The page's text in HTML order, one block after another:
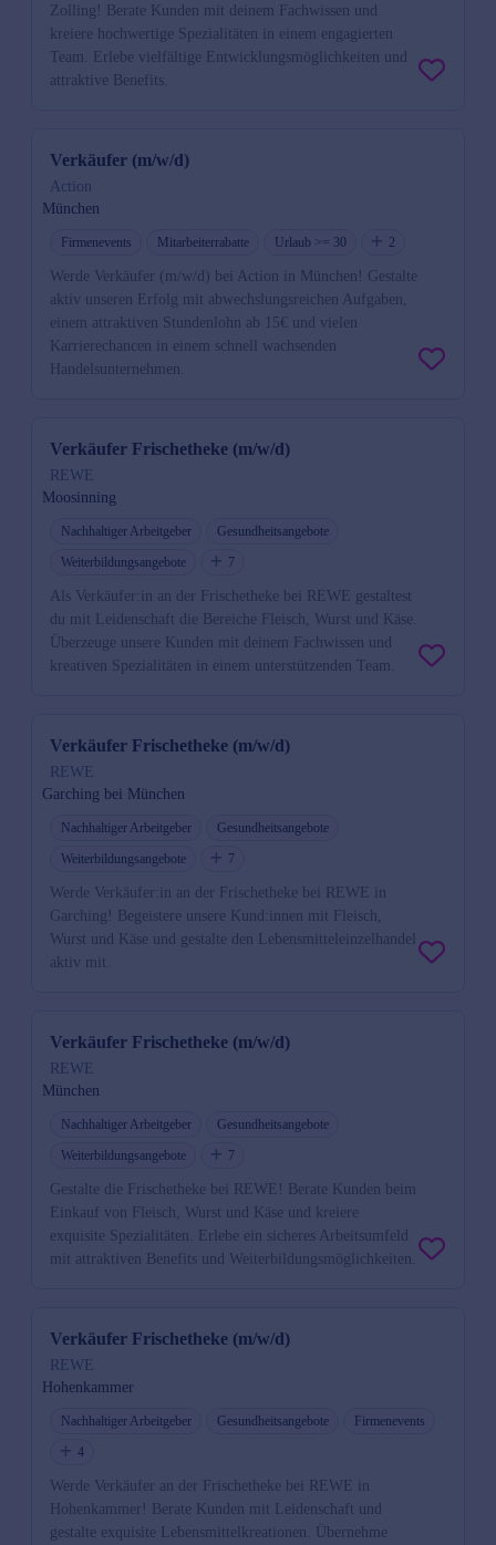
Zolling! Berate Kunden mit deinem Fachwissen und
kreiere hochwertige Spezialitäten in einem engagierten
Team. Erlebe vielfältige Entwicklungsmöglichkeiten und
attraktive Benefits.
Verkäufer (m/w/d)
Action
München
Firmenevents Mitarbeiterrabatte Urlaub >= 30 2
Werde Verkäufer (m/w/d) bei Action in München! Gestalte
aktiv unseren Erfolg mit abwechslungsreichen Aufgaben,
einem attraktiven Stundenlohn ab 15€ und vielen
Karrierechancen in einem schnell wachsenden
Handelsunternehmen.
Verkäufer Frischetheke (m/w/d)
REWE
Moosinning
Nachhaltiger Arbeitgeber
Gesundheitsangebote
Weiterbildungsangebote
7
Als Verkäufer:in an der Frischetheke bei REWE gestaltest
du mit Leidenschaft die Bereiche Fleisch, Wurst und Käse.
Überzeuge unsere Kunden mit deinem Fachwissen und
kreativen Spezialitäten in einem unterstützenden Team.
Verkäufer Frischetheke (m/w/d)
REWE
Garching bei München
Nachhaltiger Arbeitgeber
Gesundheitsangebote
Weiterbildungsangebote
7
Werde Verkäufer:in an der Frischetheke bei REWE in
Garching! Begeistere unsere Kund:innen mit Fleisch,
Wurst und Käse und gestalte den Lebensmitteleinzelhandel
aktiv mit.
Verkäufer Frischetheke (m/w/d)
REWE
München
Nachhaltiger Arbeitgeber
Gesundheitsangebote
Weiterbildungsangebote
7
Gestalte die Frischetheke bei REWE! Berate Kunden beim
Einkauf von Fleisch, Wurst und Käse und kreiere
exquisite Spezialitäten. Erlebe ein sicheres Arbeitsumfeld
mit attraktiven Benefits und Weiterbildungsmöglichkeiten.
Verkäufer Frischetheke (m/w/d)
REWE
Hohenkammer
Nachhaltiger Arbeitgeber Gesundheitsangebote
Firmenevents
4
Werde Verkäufer an der Frischetheke bei REWE in
Hohenkammer! Berate Kunden mit Leidenschaft und
gestalte exquisite Lebensmittelkreationen. Übernehme